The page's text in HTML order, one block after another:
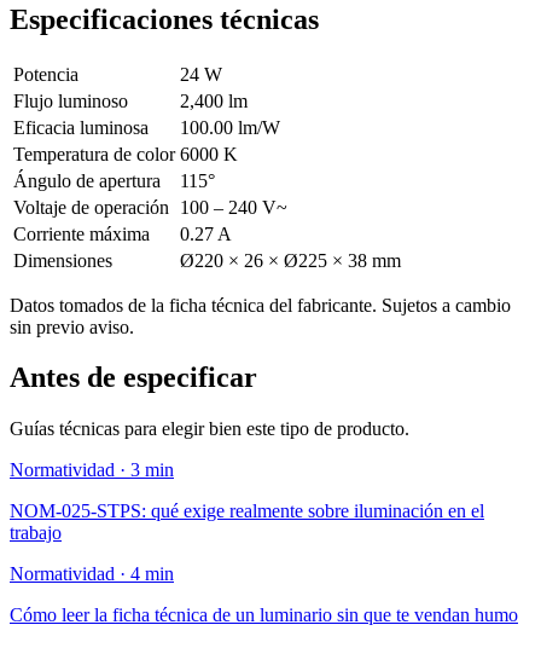
Especificaciones técnicas
Potencia
24 W
Flujo luminoso
2,400 lm
Eficacia luminosa
100.00 lm/W
Temperatura de color 6000 K
Ángulo de apertura
115°
Voltaje de operación
100 – 240 V~
Corriente máxima
0.27 A
Dimensiones
Ø220 × 26 × Ø225 × 38 mm
Datos tomados de la ficha técnica del fabricante. Sujetos a cambio
sin previo aviso.
Antes de especificar
Guías técnicas para elegir bien este tipo de producto.
Normatividad · 3 min
NOM-025-STPS: qué exige realmente sobre iluminación en el
trabajo
Normatividad · 4 min
Cómo leer la ficha técnica de un luminario sin que te vendan humo